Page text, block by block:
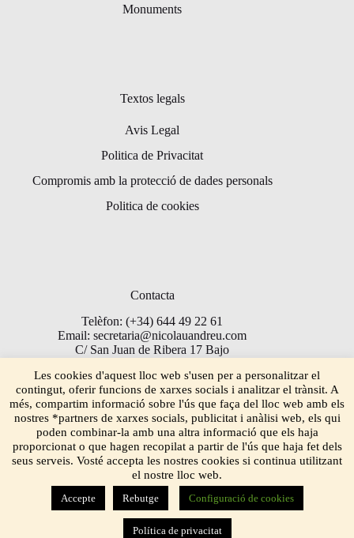
Monuments
Textos legals
Avis Legal
Politica de Privacitat
Compromis amb la protecció de dades personals
Politica de cookies
Contacta
Telèfon: (+34) 644 49 22 61
Email: secretaria@nicolauandreu.com
C/ San Juan de Ribera 17 Bajo
Les cookies d'aquest lloc web s'usen per a personalitzar el
contingut, oferir funcions de xarxes socials i analitzar el trànsit. A
més, compartim informació sobre l'ús que faça del lloc web amb els
nostres *partners de xarxes socials, publicitat i anàlisi web, els qui
poden combinar-la amb una altra informació que els haja
proporcionat o que hagen recopilat a partir de l'ús que haja fet dels
seus serveis. Vosté accepta les nostres cookies si continua utilitzant
el nostre lloc web.
Accepte Rebutge Configuració de cookies
Política de privacitat